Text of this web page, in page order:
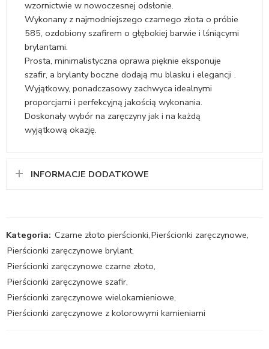
wzornictwie w nowoczesnej odsłonie.
Wykonany z najmodniejszego czarnego złota o próbie
585, ozdobiony szafirem o głębokiej barwie i lśniącymi
brylantami.
Prosta, minimalistyczna oprawa pięknie eksponuje
szafir, a brylanty boczne dodają mu blasku i elegancji .
Wyjątkowy, ponadczasowy zachwyca idealnymi
proporcjami i perfekcyjną jakością wykonania.
Doskonały wybór na zaręczyny jak i na każdą
wyjątkową okazję.
INFORMACJE DODATKOWE
Kategoria: Czarne złoto pierścionki,Pierścionki zaręczynowe,
Pierścionki zaręczynowe brylant,
Pierścionki zaręczynowe czarne złoto,
Pierścionki zaręczynowe szafir,
Pierścionki zaręczynowe wielokamieniowe,
Pierścionki zaręczynowe z kolorowymi kamieniami